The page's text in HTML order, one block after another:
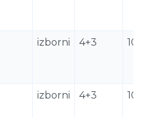
izborni 4+3 10
izborni 4+3 10